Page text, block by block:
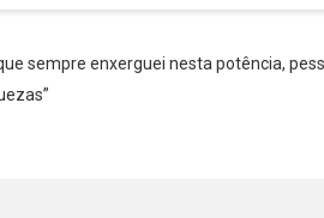
sempre enxerguei nesta potência,